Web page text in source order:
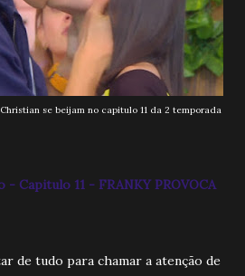
se beijam no capitulo 11 da 2 temporada
Capitulo 11 - FRANKY PROVOCA
de tudo para chamar a atenção de